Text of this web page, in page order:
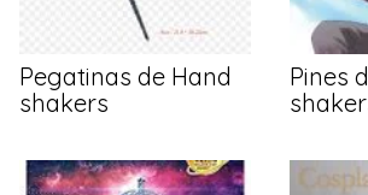
Pegatinas de Hand
shakers
Pines